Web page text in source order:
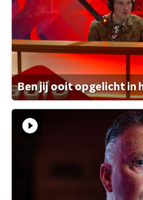
Ben jij ooit opgelicht in